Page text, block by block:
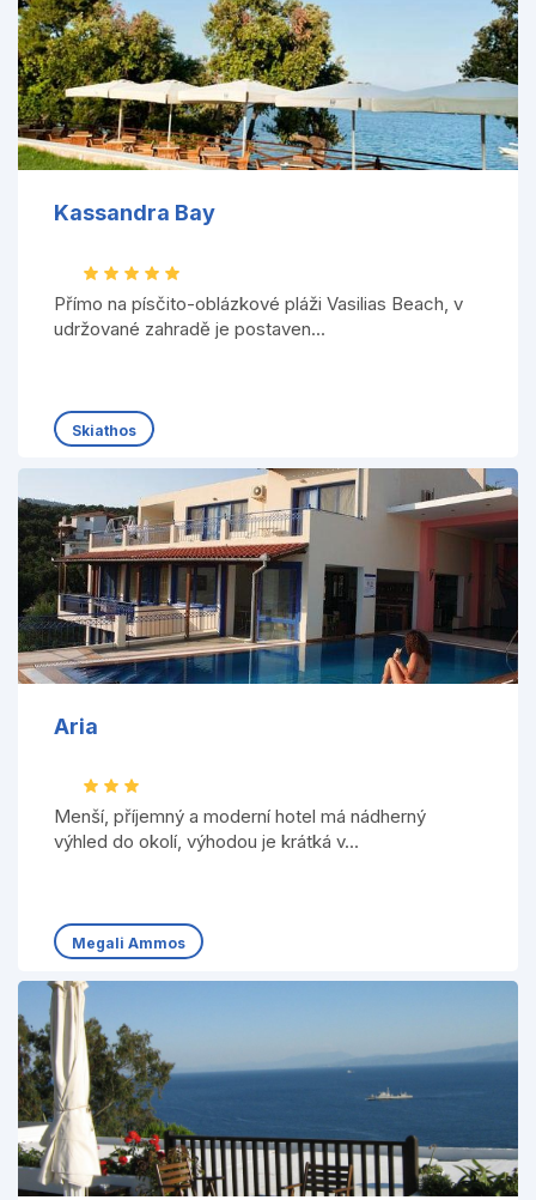
Kassandra Bay
Přímo na písčito-oblázkové pláži Vasilias Beach, v
udržované zahradě je postaven...
Skiathos
Aria
Menší, příjemný a moderní hotel má nádherný
výhled do okolí, výhodou je krátká v...
Megali Ammos